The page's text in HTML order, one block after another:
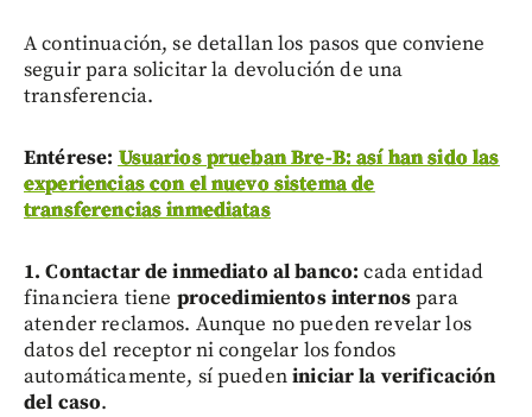
A continuación, se detallan los pasos que conviene
seguir para solicitar la devolución de una
transferencia.
Entérese: Usuarios prueban Bre-B: así han sido las
experiencias con el nuevo sistema de
transferencias inmediatas
1. Contactar de inmediato al banco:cada entidad
financiera tiene procedimientos internospara
atender reclamos. Aunque no pueden revelar los
datos del receptor ni congelar los fondos
automáticamente, sí puedeniniciar la verificación
del caso.